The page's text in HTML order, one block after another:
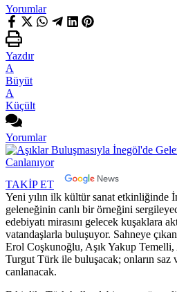
Yorumlar
Yazdır
A
Büyüt
A
Küçült
Yorumlar
TAKİP ET
Yeni yılın ilk kültür sanat etkinliğinde
geleneğinin canlı bir örneğini
edebiyatı mirasını gelecek kuşaklara
vatandaşlarla buluşuyor. Sahneye
Erol Coşkunoğlu, Aşık Yakup Temelli,
Turgut Türk ile buluşacak; onların saz
canlanacak.